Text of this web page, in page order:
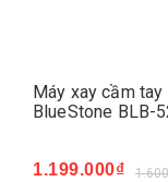
Máy xay cầm tay
BlueStone BLB-
1.199.000₫